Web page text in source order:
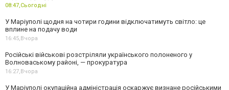
08:47,Сьогодні
У Маріуполі щодня на чотири години відключатимуть світло: це
вплине на подачу води
16:45,Вчора
Російські військові розстріляли українського полоненого у
Волноваському районі, — прокуратура
16:27,Вчора
У Маріуполі окупаційна адміністрація оскаржує визнане російськими